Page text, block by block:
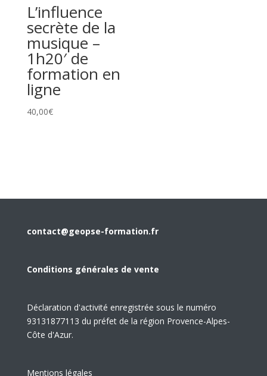
L’influence
secrète de la
musique –
1h20′ de
formation en
ligne
40,00€
contact@geopse-formation.fr
Conditions générales de vente
Déclaration d'activité enregistrée sous le numéro
93131877113 du préfet de la région Provence-Alpes-
Côte d'Azur.
Mentions légales